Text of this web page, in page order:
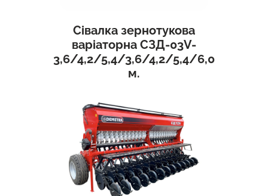
Сівалка зернотукова
варіаторна СЗД-03V-
3,6/4,2/5,4/3,6/4,2/5,4/6,0
м.